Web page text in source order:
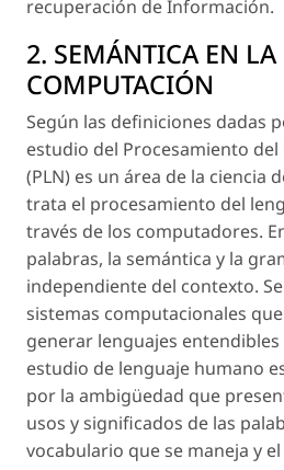
recuperación de Información.
2. SEMÁNTICA EN LA
COMPUTACIÓN
Según las definiciones dadas
estudio del Procesamiento
(PLN) es un área de la ciencia
trata el procesamiento del
través de los computadores.
palabras, la semántica y la
independiente del contexto.
sistemas computacionales
generar lenguajes entendibles
estudio de lenguaje humano
por la ambigüedad que
usos y significados de las
vocabulario que se maneja y